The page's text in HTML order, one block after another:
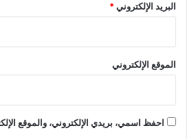
البريد الإلكتروني*
الموقع الإلكتروني
احفظ اسمي، بريدي الإلكتروني، والموقع